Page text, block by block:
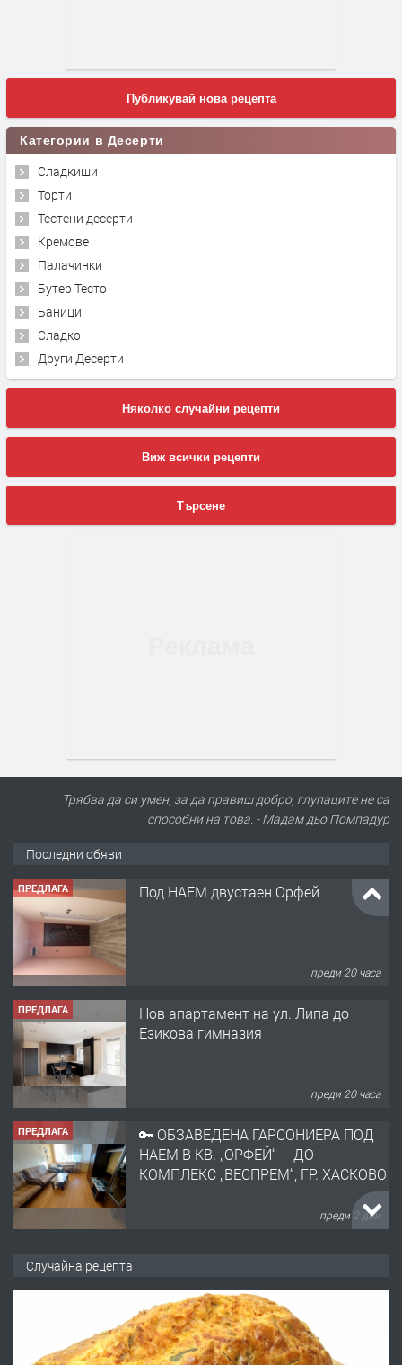
Публикувай нова рецепта
Категории в Десерти
Сладкиши
Торти
Тестени десерти
Кремове
Палачинки
Бутер Тесто
Баници
Сладко
Други Десерти
Няколко случайни рецепти
Виж всички рецепти
Търсене
Трябва да си умен, за да правиш добро, глупаците не са
способни на това. - Мадам дьо Помпадур
Последни обяви
ПРЕДЛАГА Под НАЕМ двустаен Орфей
преди 20 часа
ПРЕДЛАГА
Нов апартамент на ул. Липа до
Езикова гимназия
преди 20 часа
ПРЕДЛАГА
🔑 ОБЗАВЕДЕНА ГАРСОНИЕРА ПОД
НАЕМ В КВ. „ОРФЕЙ“ – ДО
КОМПЛЕКС „ВЕСПРЕМ“, ГР. ХАСКОВО
преди 2 дни
АПАРТАМЕНТ В ЦЕНТЪРА НА ГР.
ХАСКОВО
Случайна рецепта